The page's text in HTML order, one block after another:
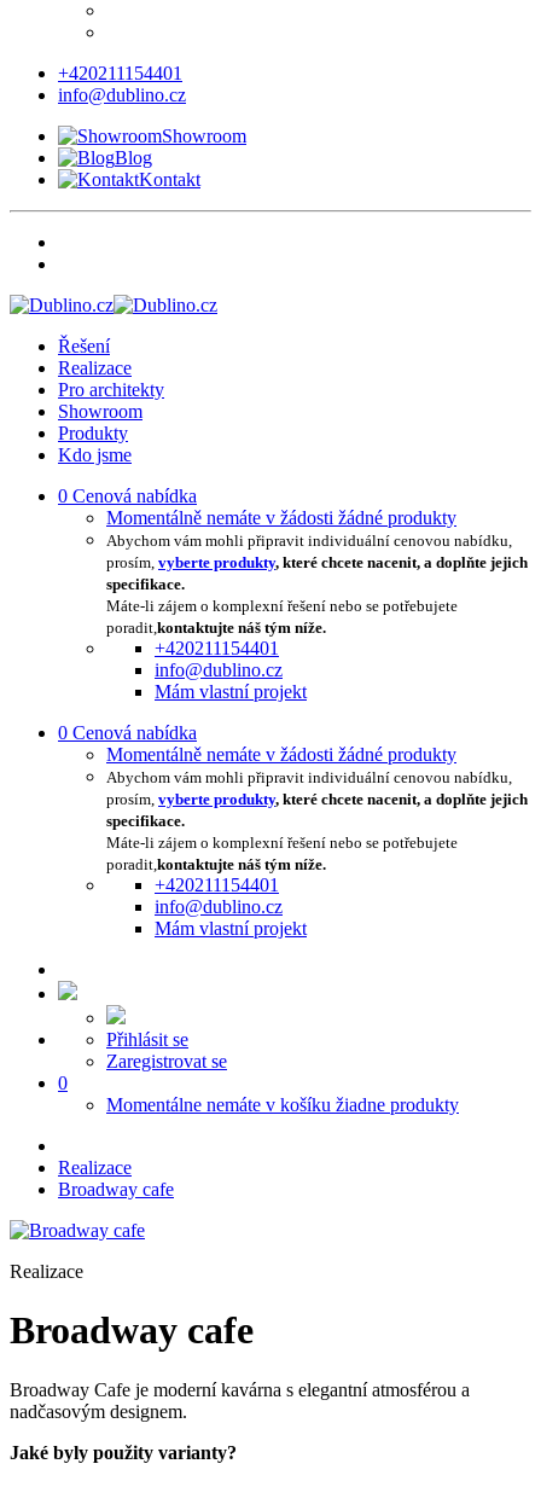
+420211154401
info@dublino.cz
Showroom
Blog
Kontakt
Řešení
Realizace
Pro architekty
Showroom
Produkty
Kdo jsme
0 Cenová nabídka
Momentálně nemáte v žádosti žádné produkty
Abychom vám mohli připravit individuální cenovou nabídku,
prosím, vyberte produkty, které chcete nacenit, a doplňte jejich
specifikace.
Máte-li zájem o komplexní řešení nebo se potřebujete
poradit,kontaktujte náš tým níže.
+420211154401
info@dublino.cz
Mám vlastní projekt
0 Cenová nabídka
Momentálně nemáte v žádosti žádné produkty
Abychom vám mohli připravit individuální cenovou nabídku,
prosím, vyberte produkty, které chcete nacenit, a doplňte jejich
specifikace.
Máte-li zájem o komplexní řešení nebo se potřebujete
poradit,kontaktujte náš tým níže.
+420211154401
info@dublino.cz
Mám vlastní projekt
Přihlásit se
Zaregistrovat se
0
Momentálne nemáte v košíku žiadne produkty
Realizace
Broadway cafe
Realizace
Broadway cafe
Broadway Cafe je moderní kavárna s elegantní atmosférou a
nadčasovým designem.
Jaké byly použity varianty?